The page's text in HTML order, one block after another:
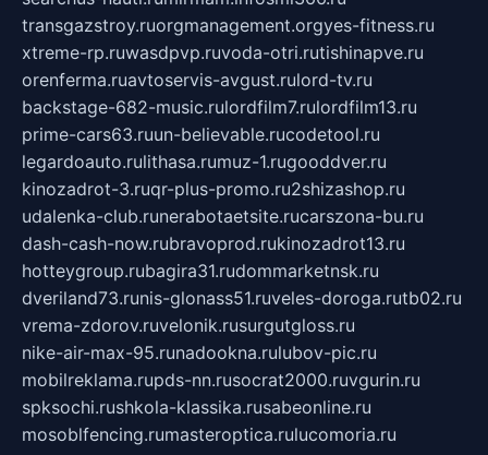
transgazstroy.ruorgmanagement.orgyes-fitness.ru
xtreme-rp.ruwasdpvp.ruvoda-otri.rutishinapve.ru
orenferma.ruavtoservis-avgust.rulord-tv.ru
backstage-682-music.rulordfilm7.rulordfilm13.ru
prime-cars63.ruun-believable.rucodetool.ru
legardoauto.rulithasa.rumuz-1.rugooddver.ru
kinozadrot-3.ruqr-plus-promo.ru2shizashop.ru
udalenka-club.runerabotaetsite.rucarszona-bu.ru
dash-cash-now.rubravoprod.rukinozadrot13.ru
hotteygroup.rubagira31.rudommarketnsk.ru
dveriland73.runis-glonass51.ruveles-doroga.rutb02.ru
vrema-zdorov.ruvelonik.rusurgutgloss.ru
nike-air-max-95.runadookna.rulubov-pic.ru
mobilreklama.rupds-nn.rusocrat2000.ruvgurin.ru
spksochi.rushkola-klassika.rusabeonline.ru
mosoblfencing.rumasteroptica.rulucomoria.ru